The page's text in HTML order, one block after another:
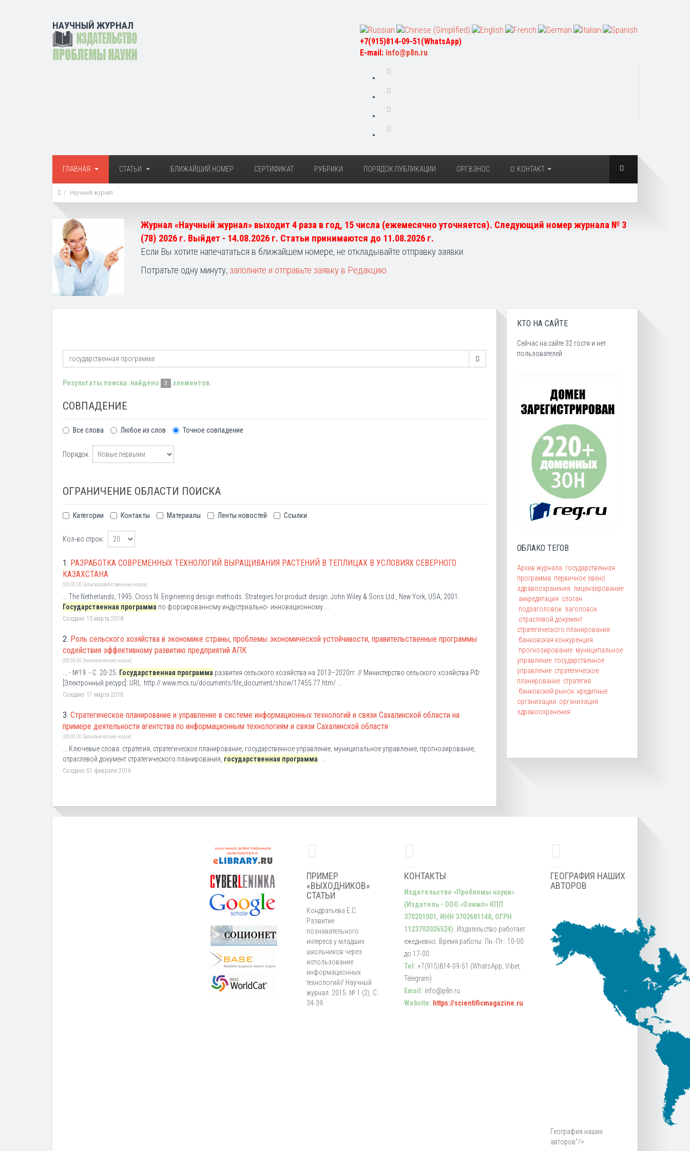
НАУЧНЫЙ ЖУРНАЛ
+7(915)814-09-51(WhatsApp)
E-mail: info@p8n.ru
ГЛАВНАЯ СТАТЬИ БЛИЖАЙШИЙ НОМЕР СЕРТИФИКАТ РУБРИКИ ПОРЯДОК ПУБЛИКАЦИИ ОРГВЗНОС КОНТАКТ
Научный журнал
Журнал «Научный журнал» выходит 4 раза в год, 15 числа (ежемесячно уточняется). Следующий номер журнала № 3
(78) 2026 г. Выйдет - 14.08.2026 г. Статьи принимаются до 11.08.2026 г.
Если Вы хотите напечататься в ближайшем номере, не откладывайте отправку заявки.
Потратьте одну минуту, заполните и отправьте заявку в Редакцию
Результаты поиска: найдено 3 элементов.
СОВПАДЕНИЕ
Все слова Любое из слов Точное совпадение
Порядок
ОГРАНИЧЕНИЕ ОБЛАСТИ ПОИСКА
Категории Контакты Материалы Ленты новостей Ссылки
Кол-во строк:
1. РАЗРАБОТКА СОВРЕМЕННЫХ ТЕХНОЛОГИЙ ВЫРАЩИВАНИЯ РАСТЕНИЙ В ТЕПЛИЦАХ В УСЛОВИЯХ СЕВЕРНОГО
КАЗАХСТАНА
(06.00.00 Сельскохозяйственные науки)
... The Netherlands, 1995. Cross N. Engineering design methods. Strategies for product design. John Wiley & Sons Ltd., New York, USA, 2001.
Государственная программа по форсированному индустриально- инновационному ...
Создано 15 марта 2018
2. Роль сельского хозяйства в экономике страны, проблемы экономической устойчивости, правительственные программы
содействия эффективному развитию предприятий АПК
(08.00.00 Экономические науки)
... - №19. - С. 20-25. Государственная программа развития сельского хозяйства на 2013–2020гг. // Министерство сельского хозяйства РФ:
[Электронный ресурс]: URL: http:// www.mcx.ru/documents/file_document/show/17455.77.htm/ ...
Создано 17 марта 2016
3. Стратегическое планирование и управление в системе информационных технологий и связи Сахалинской области на
примере деятельности агентства по информационным технологиям и связи Сахалинской области
(08.00.00 Экономические науки)
... Ключевые слова: стратегия, стратегическое планирование, государственное управление, муниципальное управление, прогнозирование,
отраслевой документ стратегического планирования, государственная программа. ...
Создано 01 февраля 2016
КТО НА САЙТЕ
Сейчас на сайте 32 гостя и нет
пользователей
ОБЛАКО ТЕГОВ
Архив журнала государственная
программа первичное звено
здравоохранения лицензирование
аккредитация слоган
подзаголовок заголовок
отраслевой документ
стратегического планирования
банковская конкуренция
прогнозирование муниципальное
управление государственное
управление стратегическое
планирование стратегия
банковский рынок кредитные
организации организация
здравоохранения
ПРИМЕР
«ВЫХОДНИКОВ»
СТАТЬИ
Кондратьева Е.С.
Развитие
познавательного
интереса у младших
школьников через
использование
информационных
технологий// Научный
журнал. 2015. № 1 (2). С.
34-39.
КОНТАКТЫ
Издательство «Проблемы науки»
(Издатель - ООО «Олимп» КПП
370201001, ИНН 3702681148, ОГРН
1123702026524). Издательство работает
ежедневно. Время работы: Пн.-Пт.: 10-00
до 17-00.
Tel: +7(915)814-09-51 (WhatsApp, Viber,
Telegram)
Email: info@p8n.ru
Website: https://scientificmagazine.ru
ГЕОГРАФИЯ НАШИХ
АВТОРОВ
География наших
авторов"/>